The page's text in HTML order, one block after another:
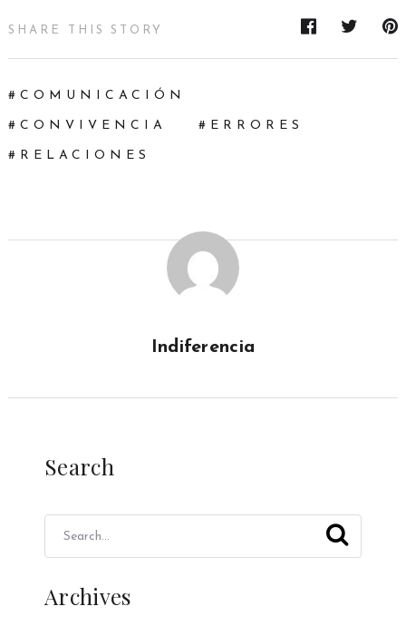
SHARE THIS STORY
COMUNICACIÓN
CONVIVENCIA ERRORES
RELACIONES
Indiferencia
Search
Archives